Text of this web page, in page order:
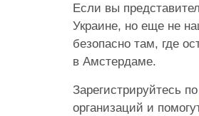
Если вы
Украине, но еще не
безопасно там, где
в Амстердаме.
Зарегистрируйтесь по
организаций и